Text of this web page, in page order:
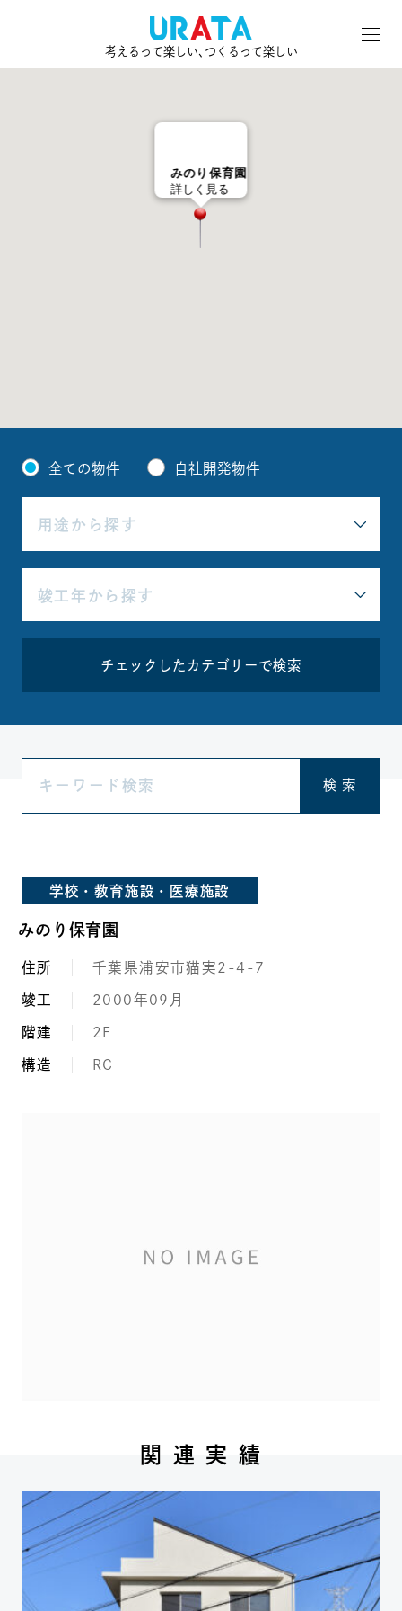
考えるって楽しい､つくるって楽しい
みのり保育園
詳しく見る
全ての物件 自社開発物件
チェックしたカテゴリーで検索
検 索
学校・教育施設・医療施設
みのり保育園
住所 千葉県浦安市猫実2-4-7
竣工 2000年09月
階建 2F
構造 RC
関 連 実 績